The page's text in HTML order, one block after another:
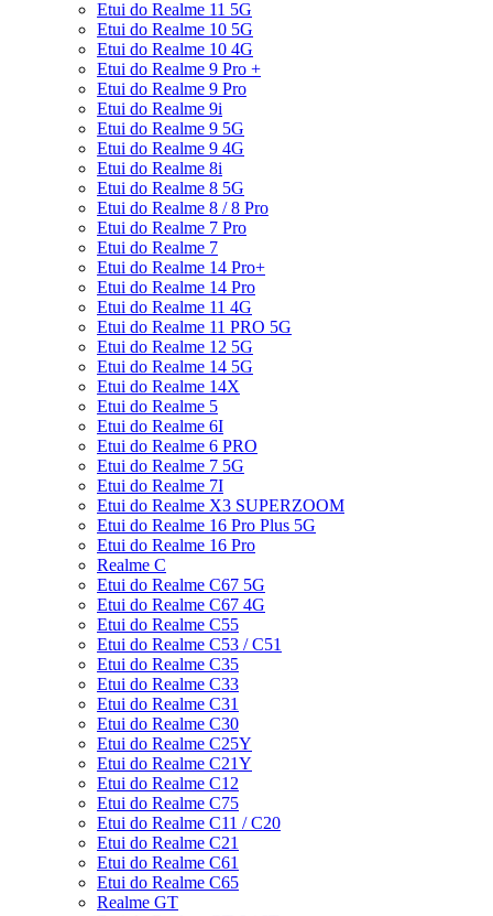
Etui do Realme 11 5G
Etui do Realme 10 5G
Etui do Realme 10 4G
Etui do Realme 9 Pro +
Etui do Realme 9 Pro
Etui do Realme 9i
Etui do Realme 9 5G
Etui do Realme 9 4G
Etui do Realme 8i
Etui do Realme 8 5G
Etui do Realme 8 / 8 Pro
Etui do Realme 7 Pro
Etui do Realme 7
Etui do Realme 14 Pro+
Etui do Realme 14 Pro
Etui do Realme 11 4G
Etui do Realme 11 PRO 5G
Etui do Realme 12 5G
Etui do Realme 14 5G
Etui do Realme 14X
Etui do Realme 5
Etui do Realme 6I
Etui do Realme 6 PRO
Etui do Realme 7 5G
Etui do Realme 7I
Etui do Realme X3 SUPERZOOM
Etui do Realme 16 Pro Plus 5G
Etui do Realme 16 Pro
Realme C
Etui do Realme C67 5G
Etui do Realme C67 4G
Etui do Realme C55
Etui do Realme C53 / C51
Etui do Realme C35
Etui do Realme C33
Etui do Realme C31
Etui do Realme C30
Etui do Realme C25Y
Etui do Realme C21Y
Etui do Realme C12
Etui do Realme C75
Etui do Realme C11 / C20
Etui do Realme C21
Etui do Realme C61
Etui do Realme C65
Realme GT